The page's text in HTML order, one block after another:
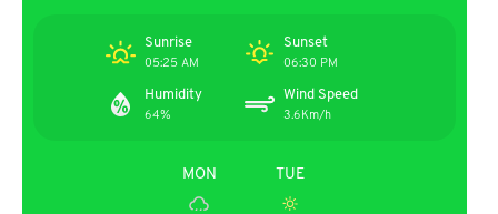
Sunrise
05:25 AM
Sunset
06:30 PM
Humidity
64%
Wind Speed
3.6Km/h
MON TUE